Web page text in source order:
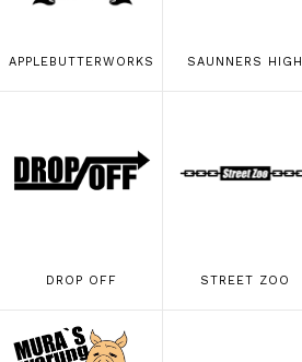
APPLEBUTTERWORKS SAUNNERS HIGH
DROP OFF STREET ZOO